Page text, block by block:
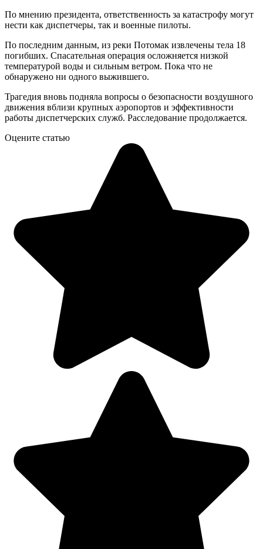
По мнению президента, ответственность за катастрофу могут
нести как диспетчеры, так и военные пилоты.
По последним данным, из реки Потомак извлечены тела 18
погибших. Спасательная операция осложняется низкой
температурой воды и сильным ветром. Пока что не
обнаружено ни одного выжившего.
Трагедия вновь подняла вопросы о безопасности воздушного
движения вблизи крупных аэропортов и эффективности
работы диспетчерских служб. Расследование продолжается.
Оцените статью